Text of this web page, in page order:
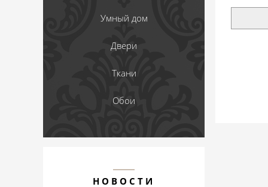
Умный дом
Двери
Ткани
Обои
НОВОСТИ